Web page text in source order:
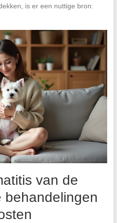
is er een nuttige bron:
van de
behandelingen